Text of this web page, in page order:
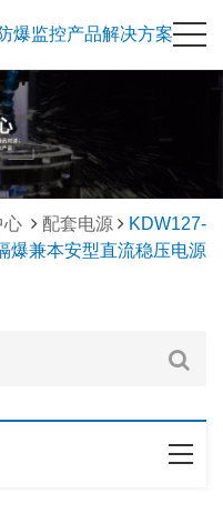
爆监控产品解决方案
心 配套电源
KDW127-
爆兼本安型直流稳压电源